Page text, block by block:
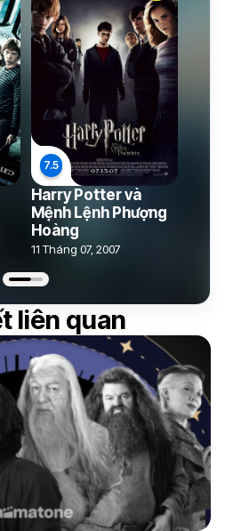
Harry Potter và
Mệnh Lệnh Phượng
Hoàng
11 Tháng 07, 2007
liên quan